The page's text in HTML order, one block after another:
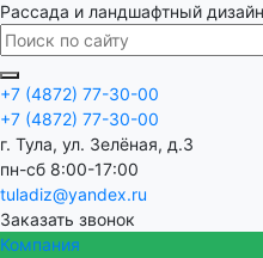
Рассада и ландшафтный
+7 (4872) 77-30-00
+7 (4872) 77-30-00
г. Тула, ул. Зелёная, д.3
пн-сб 8:00-17:00
tuladiz@yandex.ru
Заказать звонок
Компания